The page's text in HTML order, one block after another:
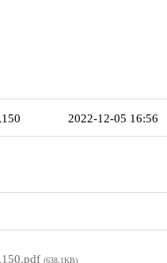
2022-12-05 16:56
(638.1KB)